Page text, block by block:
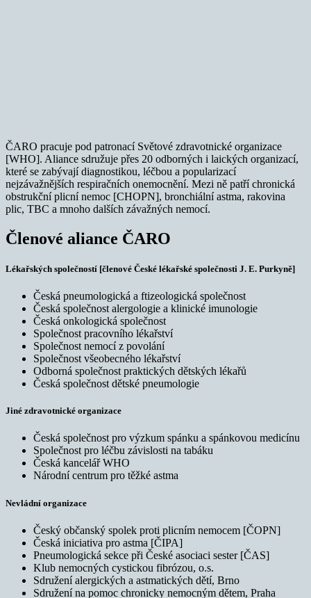
ČARO pracuje pod patronací Světové zdravotnické organizace
[WHO]. Aliance sdružuje přes 20 odborných i laických organizací,
které se zabývají diagnostikou, léčbou a popularizací
nejzávažnějších respiračních onemocnění. Mezi ně patří chronická
obstrukční plicní nemoc [CHOPN], bronchiální astma, rakovina
plic, TBC a mnoho dalších závažných nemocí.
Členové aliance ČARO
Lékařských společností [členové České lékařské společnosti J. E. Purkyně]
Česká pneumologická a ftizeologická společnost
Česká společnost alergologie a klinické imunologie
Česká onkologická společnost
Společnost pracovního lékařství
Společnost nemocí z povolání
Společnost všeobecného lékařství
Odborná společnost praktických dětských lékařů
Česká společnost dětské pneumologie
Jiné zdravotnické organizace
Česká společnost pro výzkum spánku a spánkovou medicínu
Společnost pro léčbu závislosti na tabáku
Česká kancelář WHO
Národní centrum pro těžké astma
Nevládní organizace
Český občanský spolek proti plicním nemocem [ČOPN]
Česká iniciativa pro astma [ČIPA]
Pneumologická sekce při České asociaci sester [ČAS]
Klub nemocných cystickou fibrózou, o.s.
Sdružení alergických a astmatických dětí, Brno
Sdružení na pomoc chronicky nemocným dětem, Praha